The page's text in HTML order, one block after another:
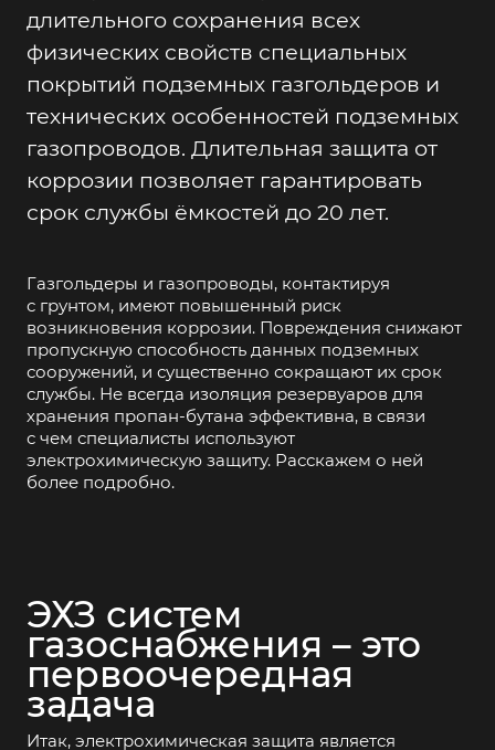
длительного сохранения всех
физических свойств специальных
покрытий подземных газгольдеров и
технических особенностей подземных
газопроводов. Длительная защита от
коррозии позволяет гарантировать
срок службы ёмкостей до 20 лет.
Газгольдеры и газопроводы, контактируя
с грунтом, имеют повышенный риск
возникновения коррозии. Повреждения снижают
пропускную способность данных подземных
сооружений, и существенно сокращают их срок
службы. Не всегда изоляция резервуаров для
хранения пропан-бутана эффективна, в связи
с чем специалисты используют
электрохимическую защиту. Расскажем о ней
более подробно.
ЭХЗ систем
газоснабжения – это
первоочередная
задача
Итак, электрохимическая защита является